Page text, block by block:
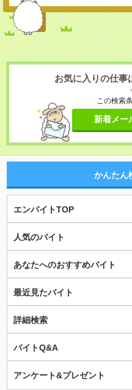
お気に入りの仕事
この検索
新着メー
かんたん
エンバイトTOP
人気のバイト
あなたへのおすすめバイト
最近見たバイト
詳細検索
バイトQ&A
アンケート&プレゼント